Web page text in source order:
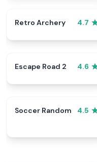
Retro Archery 4.7
Escape Road 2 4.6
Soccer Random 4.5